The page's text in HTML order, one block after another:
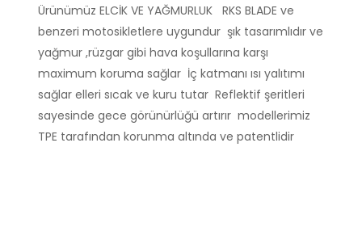
Ürünümüz ELCİK VE YAĞMURLUK RKS BLADE ve
benzeri motosikletlere uygundur şık tasarımlıdır ve
yağmur ,rüzgar gibi hava koşullarına karşı
maximum koruma sağlar İç katmanı ısı yalıtımı
sağlar elleri sıcak ve kuru tutar Reflektif şeritleri
sayesinde gece görünürlüğü artırır modellerimiz
TPE tarafından korunma altında ve patentlidir